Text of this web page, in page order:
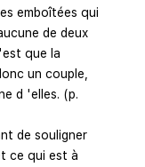
emboîtées qui
de deux
que la
un couple,
d 'elles. (p.
de souligner
ce qui est à